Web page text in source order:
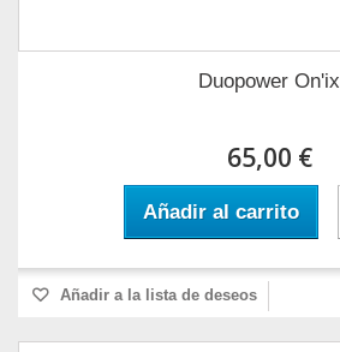
Duopower On'ix
65,00 €
Añadir al carrito
Añadir a la lista de deseos